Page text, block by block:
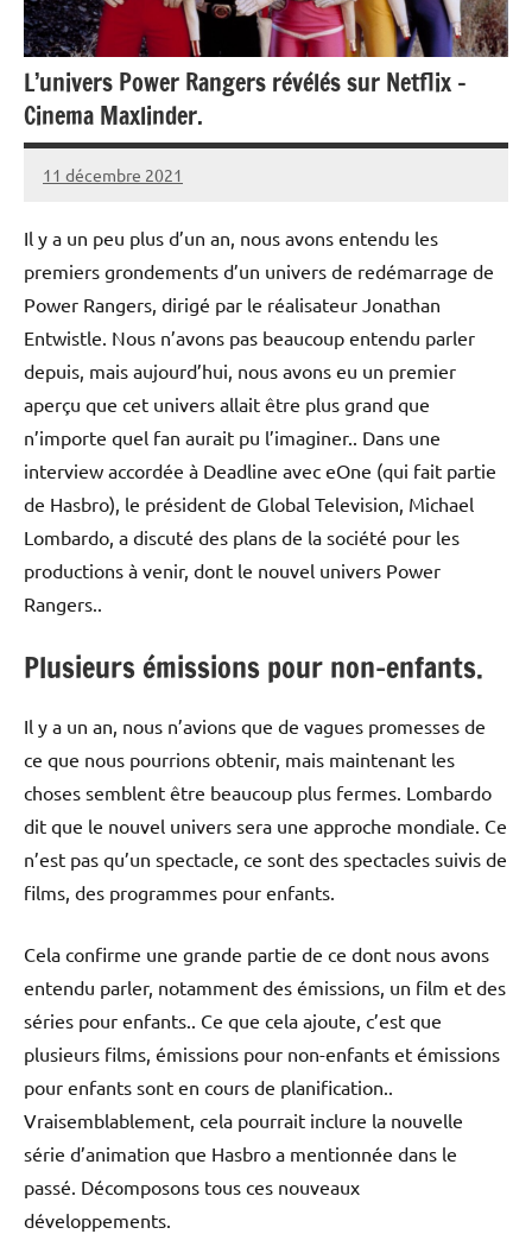
L’univers Power Rangers révélés sur Netflix –
Cinema Maxlinder.
11 décembre 2021
admin3621
Aucun
Il y a un peu plus d’un an, nous avons entendu les
premiers grondements d’un univers de redémarrage de
Power Rangers, dirigé par le réalisateur Jonathan
Entwistle. Nous n’avons pas beaucoup entendu parler
depuis, mais aujourd’hui, nous avons eu un premier
aperçu que cet univers allait être plus grand que
n’importe quel fan aurait pu l’imaginer.. Dans une
interview accordée à Deadline avec eOne (qui fait partie
de Hasbro), le président de Global Television, Michael
Lombardo, a discuté des plans de la société pour les
productions à venir, dont le nouvel univers Power
Rangers..
Plusieurs émissions pour non-enfants.
Il y a un an, nous n’avions que de vagues promesses de
ce que nous pourrions obtenir, mais maintenant les
choses semblent être beaucoup plus fermes. Lombardo
dit que le nouvel univers sera une approche mondiale. Ce
n’est pas qu’un spectacle, ce sont des spectacles suivis de
films, des programmes pour enfants.
Cela confirme une grande partie de ce dont nous avons
entendu parler, notamment des émissions, un film et des
séries pour enfants.. Ce que cela ajoute, c’est que
plusieurs films, émissions pour non-enfants et émissions
pour enfants sont en cours de planification..
Vraisemblablement, cela pourrait inclure la nouvelle
série d’animation que Hasbro a mentionnée dans le
passé. Décomposons tous ces nouveaux
développements.